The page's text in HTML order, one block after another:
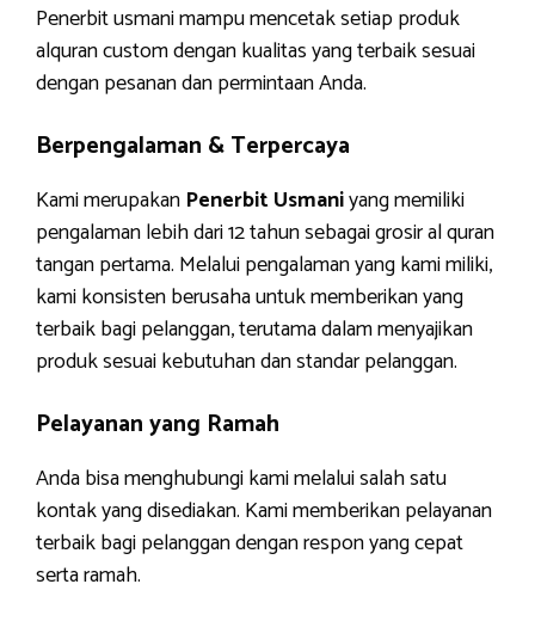
Penerbit usmani mampu mencetak setiap produk
alquran custom dengan kualitas yang terbaik sesuai
dengan pesanan dan permintaan Anda.
Berpengalaman & Terpercaya
Kami merupakan Penerbit Usmaniyang memiliki
pengalaman lebih dari 12 tahun sebagai grosir al quran
tangan pertama. Melalui pengalaman yang kami miliki,
kami konsisten berusaha untuk memberikan yang
terbaik bagi pelanggan, terutama dalam menyajikan
produk sesuai kebutuhan dan standar pelanggan.
Pelayanan yang Ramah
Anda bisa menghubungi kami melalui salah satu
kontak yang disediakan. Kami memberikan pelayanan
terbaik bagi pelanggan dengan respon yang cepat
serta ramah.